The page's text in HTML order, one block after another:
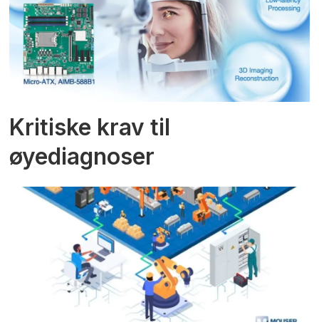
Kritiske krav til
øyediagnoser